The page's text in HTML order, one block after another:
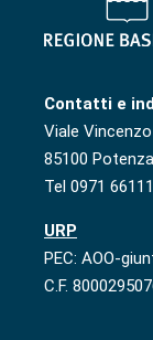
Contatti e
Viale
85100
Tel 0971
URP
PEC: AOO-
C.F.